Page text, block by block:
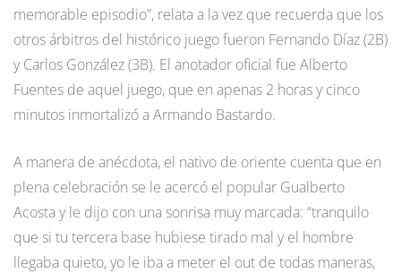
memorable episodio”, relata a la vez que recuerda que los
otros árbitros del histórico juego fueron Fernando Díaz (2B)
y Carlos González (3B). El anotador oficial fue Alberto
Fuentes de aquel juego, que en apenas 2 horas y cinco
minutos inmortalizó a Armando Bastardo.
A manera de anécdota, el nativo de oriente cuenta que en
plena celebración se le acercó el popular Gualberto
Acosta y le dijo con una sonrisa muy marcada: “tranquilo
que si tu tercera base hubiese tirado mal y el hombre
llegaba quieto, yo le iba a meter el out de todas maneras,